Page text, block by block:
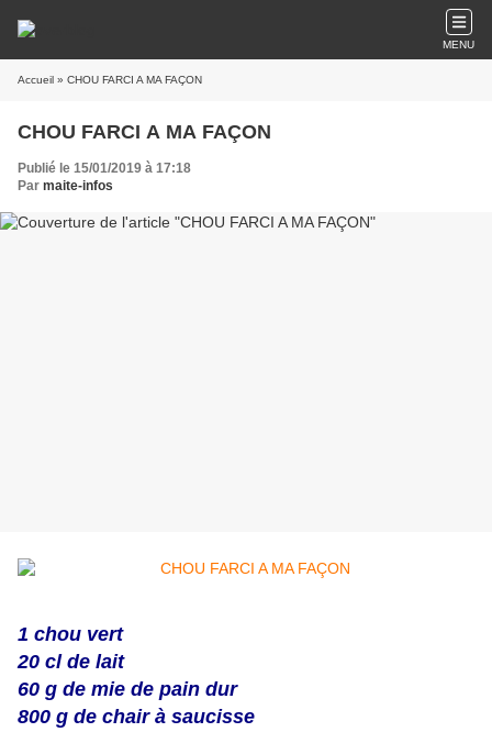
MENU
Accueil » CHOU FARCI A MA FAÇON
CHOU FARCI A MA FAÇON
Publié le 15/01/2019 à 17:18
Par maite-infos
1 chou vert
20 cl de lait
60 g de mie de pain dur
800 g de chair à saucisse